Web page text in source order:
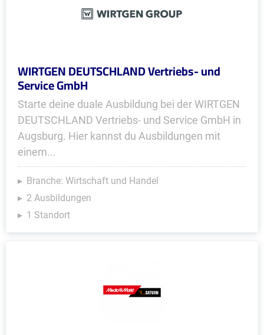
WIRTGEN DEUTSCHLAND Vertriebs- und
Service GmbH
Starte deine duale Ausbildung bei der WIRTGEN
DEUTSCHLAND Vertriebs- und Service GmbH in
Augsburg. Hier kannst du Ausbildungen mit
einem...
Branche: Wirtschaft und Handel
2 Ausbildungen
1 Standort